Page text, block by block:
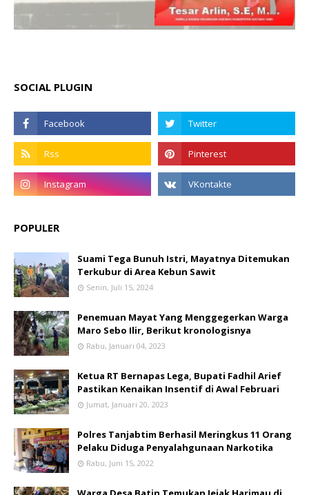
SOCIAL PLUGIN
POPULER
Suami Tega Bunuh Istri, Mayatnya Ditemukan
Terkubur di Area Kebun Sawit
Senin, Juli 15, 2024
Penemuan Mayat Yang Menggegerkan Warga
Maro Sebo Ilir, Berikut kronologisnya
Rabu, Januari 04, 2023
Ketua RT Bernapas Lega, Bupati Fadhil Arief
Pastikan Kenaikan Insentif di Awal Februari
Jumat, Januari 20, 2023
Polres Tanjabtim Berhasil Meringkus 11 Orang
Pelaku Diduga Penyalahgunaan Narkotika
Rabu, Juni 15, 2022